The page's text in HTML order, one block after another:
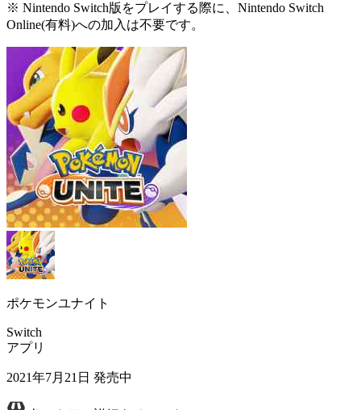
※ Nintendo Switch版をプレイする際に、Nintendo Switch
Online(有料)への加入は不要です。
ポケモンユナイト
Switch
アプリ
2021年7月21日 発売中